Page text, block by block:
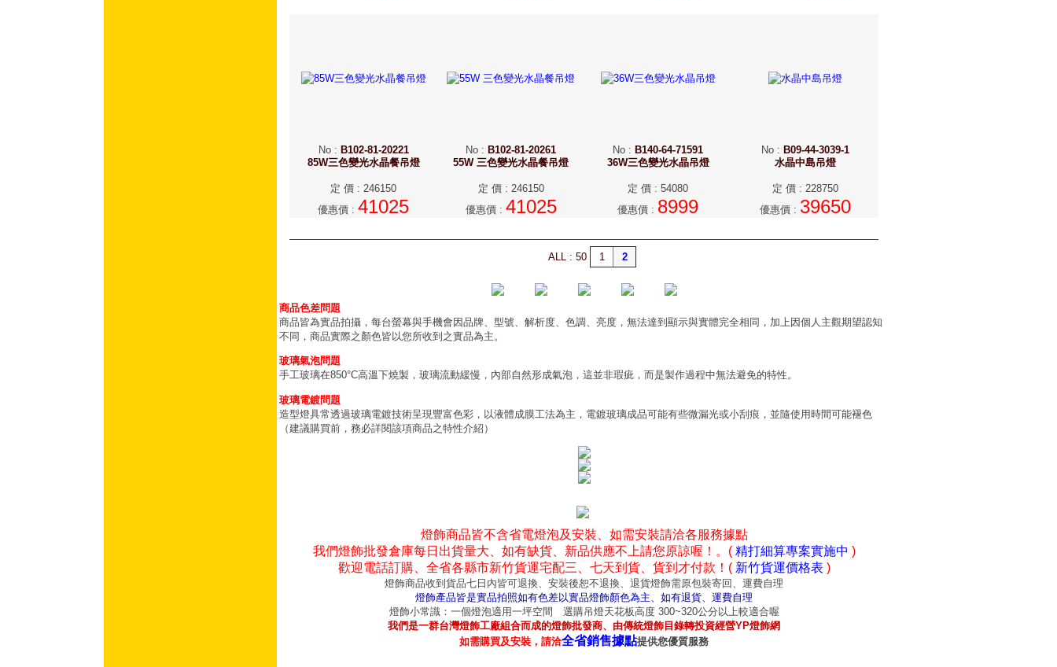
No: B102-81-20221
85W三色變光水晶餐吊燈
定 價 : 246150
優惠價 : 41025
No : B102-81-20261
55W 三色變光水晶餐吊燈
定 價: 246150
優惠價: 41025
No : B140-64-71591
36W三色變光水晶吊燈
定 價 : 54080
優惠價 : 8999
No: B09-44-3039-1
水晶中島吊燈
定 價: 228750
優惠價: 39650
ALL : 50 1 2
商品色差問題
商品皆為實品拍攝，每台螢幕與手機會因品牌、型號、解析度、色調、亮度，無法達到顯示與實體完全相同，加上因個人主觀期望認知
不同，商品實際之顏色皆以您所收到之實品為主。
玻璃氣泡問題
手工玻璃在850°C高溫下燒製，玻璃流動緩慢，內部自然形成氣泡，這並非瑕疵，而是製作過程中無法避免的特性。
玻璃電鍍問題
造型燈具常透過玻璃電鍍技術呈現豐富色彩，以液體成膜工法為主，電鍍玻璃成品可能有些微漏光或小刮痕，並隨使用時間可能褪色
（建議購買前，務必詳閱該項商品之特性介紹）
燈飾商品皆不含省電燈泡及安裝、如需安裝請洽各服務據點
我們燈飾批發倉庫每日出貨量大、如有缺貨、新品供應不上請您原諒喔！。( 精打細算專案實施中 )
歡迎電話訂購、全省各縣市新竹貨運宅配三、七天到貨、貨到才付款！( 新竹貨運價格表 )
燈飾商品收到貨品七日內皆可退換、安裝後恕不退換、退貨燈飾需原包裝寄回、運費自理
燈飾產品皆是實品拍照如有色差以實品燈飾顏色為主、如有退貨、運費自理
燈飾小常識：一個燈泡適用一坪空間 選購吊燈天花板高度 300~320公分以上較適合喔
我們是一群台灣燈飾工廠組合而成的燈飾批發商、由傳統燈飾目錄轉投資經營YP燈飾網
如需購買及安裝，請洽全省銷售據點提供您優質服務